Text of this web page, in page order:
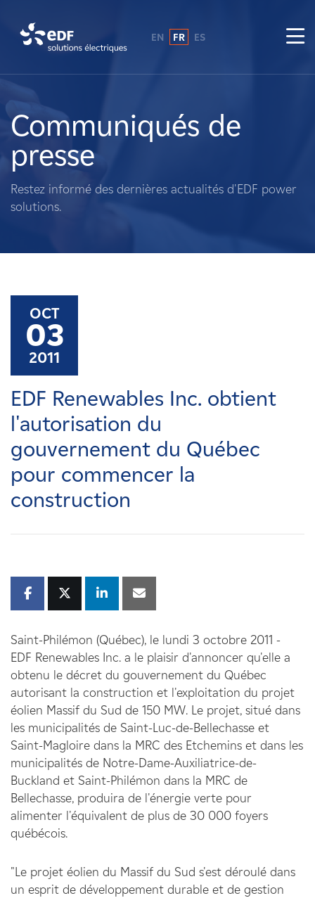
A propos de nous
Ce que nous faisons
Propriétaires fonciers
Carrières
Nouvelles
Contactez-nous
Affiliés
EN FR ES
Communiqués de
presse
Restez informé des dernières actualités d'EDF power
solutions.
OCT
03
2011
EDF Renewables Inc. obtient
l'autorisation du
gouvernement du Québec
pour commencer la
construction
Saint-Philémon (Québec), le lundi 3 octobre 2011 -
EDF Renewables Inc. a le plaisir d'annoncer qu'elle a
obtenu le décret du gouvernement du Québec
autorisant la construction et l'exploitation du projet
éolien Massif du Sud de 150 MW. Le projet, situé dans
les municipalités de Saint-Luc-de-Bellechasse et
Saint-Magloire dans la MRC des Etchemins et dans les
municipalités de Notre-Dame-Auxiliatrice-de-
Buckland et Saint-Philémon dans la MRC de
Bellechasse, produira de l'énergie verte pour
alimenter l'équivalent de plus de 30 000 foyers
québécois.
"Le projet éolien du Massif du Sud s'est déroulé dans
un esprit de développement durable et de gestion